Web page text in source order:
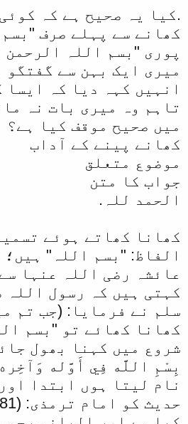
.کیا یہ صحیح ہے کہ
کھانے سے پہلے صرف "بسم
پوری "بسم اللہ
میری ایک بہن سے گفتگو
انہیں کہہ دیا کہ ایسا
تاہم وہ میری بات نہ
میں صحیح موقف کیا ہے؟
کھانے پینے کے آداب
موضوع متعلق
جواب کا متن
الحمد للہ.
کھانا کھاتے ہوئے
الفاظ: "بسم اللہ" ہیں؛
عائشہ رضی اللہ عنہا
کہتی ہیں کہ رسول اللہ
سلم نے فرمایا: (جب تم
کھانا کھائے تو "بسم
شروع میں کہنا بھول
بِسْمِ اللَّه فِي أَوَّله
نام لیتا ہوں ابتدا